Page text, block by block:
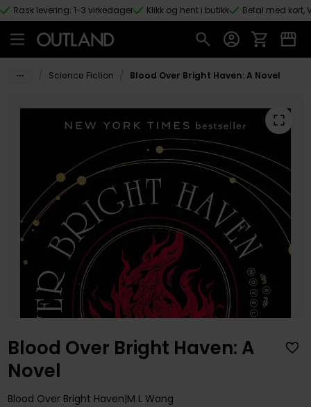
Hopp til hovedinnhold
Rask levering: 1-3 virkedager Klikk og hent i butikk Betal med kort,
Science Fiction Blood Over Bright Haven: A Novel
Blood Over Bright Haven: A
Novel
Blood Over Bright Haven M L Wang